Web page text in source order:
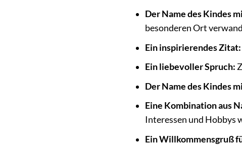
Der Name des Kindes
besonderen Ort
Ein inspirierendes Zitat:
Ein liebevoller Spruch:
Der Name des Kindes
Eine Kombination aus
Interessen und Hobbys
Ein Willkommensgruß